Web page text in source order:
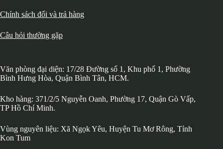
Chính sách đổi và trả hàng
Câu hỏi thường gặp
Văn phòng đại diện: 17/28 Đường số 1, Khu phố 1, Phường
Bình Hưng Hòa, Quận Bình Tân, HCM.
Kho hàng: 371/2/5 Nguyễn Oanh, Phường 17, Quận Gò Vấp,
TP Hồ Chí Minh.
Vùng nguyên liệu: Xã Ngọk Yêu, Huyện Tu Mơ Rông, Tỉnh
Kon Tum